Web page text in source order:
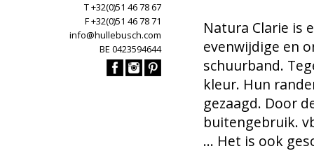
T +32(0)51 46 78 67
F +32(0)51 46 78 71
info@hullebusch.com
BE 0423594644
Natura Clarie is
evenwijdige en
schuurband.
kleur. Hun
gezaagd. Door
buitengebruik.
... Het is ook